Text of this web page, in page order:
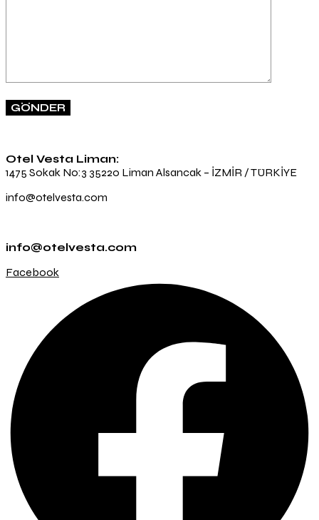
Otel Vesta Liman:
1475 Sokak No:3 35220 Liman Alsancak – İZMİR / TÜRKİYE
info@otelvesta.com
info@otelvesta.com
Facebook